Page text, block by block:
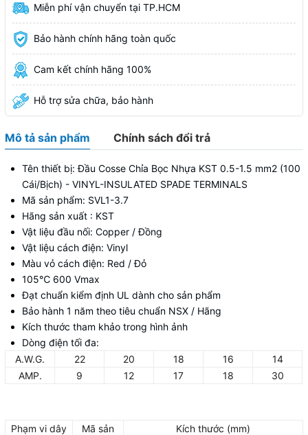
Miễn phí vận chuyển tại TP.HCM
Bảo hành chính hãng toàn quốc
Cam kết chính hãng 100%
Hỗ trợ sửa chữa, bảo hành
Mô tả sản phẩm Chính sách đổi trả
Tên thiết bị: Đầu Cosse Chỉa Bọc Nhựa KST 0.5-1.5 mm2 (100
Cái/Bịch) - VINYL-INSULATED SPADE TERMINALS
Mã sản phẩm: SVL1-3.7
Hãng sản xuất : KST
Vật liệu đầu nối: Copper / Đồng
Vật liệu cách điện: Vinyl
Màu vỏ cách điện: Red / Đỏ
105℃ 600 Vmax
Đạt chuẩn kiểm định UL dành cho sản phẩm
Bảo hành 1 năm theo tiêu chuẩn NSX / Hãng
Kích thước tham khảo trong hình ảnh
Dòng điện tối đa:
A.W.G.
22 20 18 16
14
AMP.
9 12 17 18 30
Phạm vi dây
Mã sản
Kích thước (mm)